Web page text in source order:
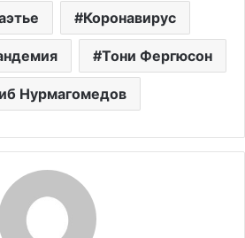
Коронавирус
Тони Фергюсон
Нурмагомедов